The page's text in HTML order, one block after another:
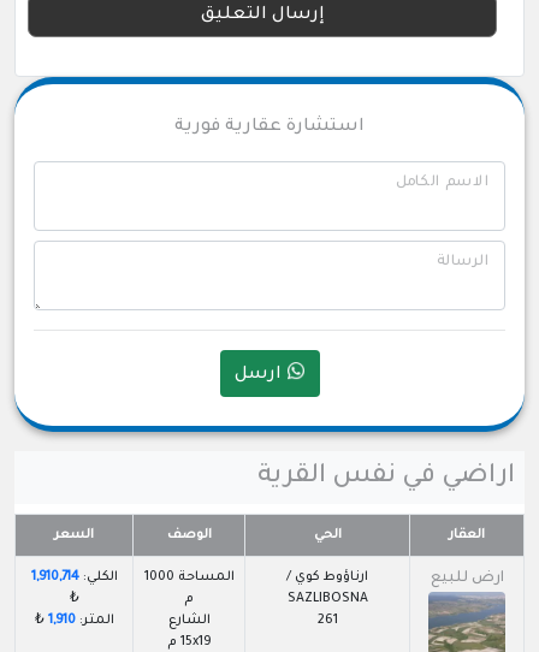
استشارة عقارية فورية
الاسم الكامل
الرسالة
ارسل
اراضي في نفس القرية
العقار الحي الوصف السعر
ارض للبيع
ارناؤوط كوي /
SAZLIBOSNA
261
المساحة 1000
م
الشارع
15x19 م
الكلي:1,910,714
₺
المتر:1,910
₺